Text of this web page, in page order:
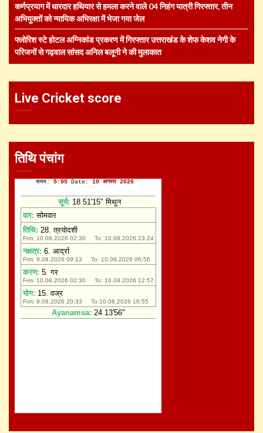
कर्णप्रयाग में धारदार हथियार से हमला करने वाले 04 निहंग यात्री गिरफ्तार, तीन
अभियुक्तों को न्यायिक अभिरक्षा में भेजा गया जेल
फ्लोरिश स्टे होटल अग्निकांड प्रकरण में गिरफ्तार उत्तराखंड के शेफ केशव नेगी के
परिजनों से गढ़वाल सांसद अनिल बलूनी ने की मुलाकात
Live Cricket score
तिथि पंचांग